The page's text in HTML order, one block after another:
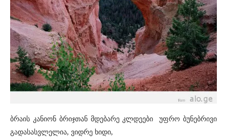
ბრაის კანიონ ბრიჯთან მდებარე კლდეები
უფრო ბუნებრივი
გადასასვლელია, ვიდრე ხიდი,